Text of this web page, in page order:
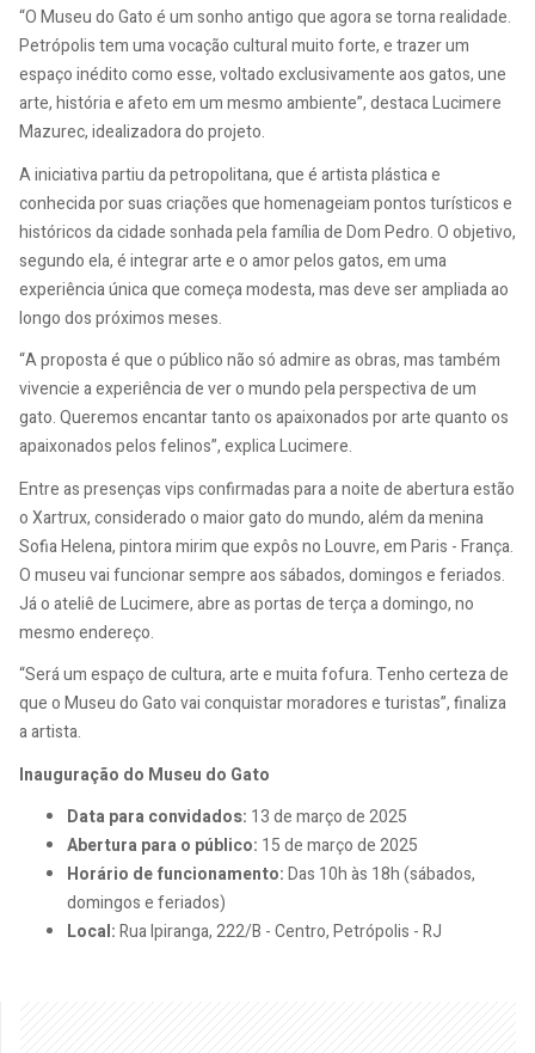
“O Museu do Gato é um sonho antigo que agora se torna realidade.
Petrópolis tem uma vocação cultural muito forte, e trazer um
espaço inédito como esse, voltado exclusivamente aos gatos, une
arte, história e afeto em um mesmo ambiente”, destaca Lucimere
Mazurec, idealizadora do projeto.
A iniciativa partiu da petropolitana, que é artista plástica e
conhecida por suas criações que homenageiam pontos turísticos e
históricos da cidade sonhada pela família de Dom Pedro. O objetivo,
segundo ela, é integrar arte e o amor pelos gatos, em uma
experiência única que começa modesta, mas deve ser ampliada ao
longo dos próximos meses.
“A proposta é que o público não só admire as obras, mas também
vivencie a experiência de ver o mundo pela perspectiva de um
gato. Queremos encantar tanto os apaixonados por arte quanto os
apaixonados pelos felinos”, explica Lucimere.
Entre as presenças vips confirmadas para a noite de abertura estão
o Xartrux, considerado o maior gato do mundo, além da menina
Sofia Helena, pintora mirim que expôs no Louvre, em Paris - França.
O museu vai funcionar sempre aos sábados, domingos e feriados.
Já o ateliê de Lucimere, abre as portas de terça a domingo, no
mesmo endereço.
“Será um espaço de cultura, arte e muita fofura. Tenho certeza de
que o Museu do Gato vai conquistar moradores e turistas”, finaliza
a artista.
Inauguração do Museu do Gato
Data para convidados: 13 de março de 2025
Abertura para o público: 15 de março de 2025
Horário de funcionamento:Das 10h às 18h (sábados,
domingos e feriados)
Local:Rua Ipiranga, 222/B - Centro, Petrópolis - RJ